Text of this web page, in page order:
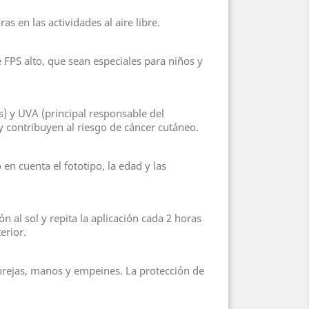
en las actividades al aire libre.
alto, que sean especiales para niños y
y UVA (principal responsable del
al riesgo de cáncer cutáneo.
cuenta el fototipo, la edad y las
al sol y repita la aplicación cada 2 horas
manos y empeines. La protección de